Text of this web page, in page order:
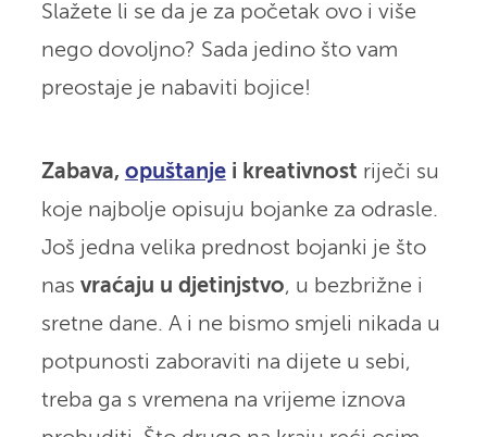
Slažete li se da je za početak ovo i više
nego dovoljno? Sada jedino što vam
preostaje je nabaviti bojice!
Zabava, opuštanjei kreativnost riječi su
koje najbolje opisuju bojanke za odrasle.
Još jedna velika prednost bojanki je što
nas vraćaju u djetinjstvo, u bezbrižne i
sretne dane. A i ne bismo smjeli nikada u
potpunosti zaboraviti na dijete u sebi,
treba ga s vremena na vrijeme iznova